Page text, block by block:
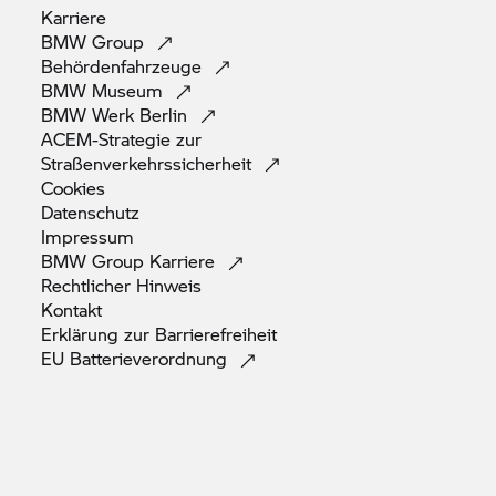
Karriere
BMWGroup
Behördenfahrzeuge
BMW Museum
BMW Werk Berlin
ACEM-Strategie zur
Straßenverkehrssicherheit
Cookies
Datenschutz
Impressum
BMWGroup Karriere
Rechtlicher Hinweis
Kontakt
Erklärung zur Barrierefreiheit
EU Batterieverordnung